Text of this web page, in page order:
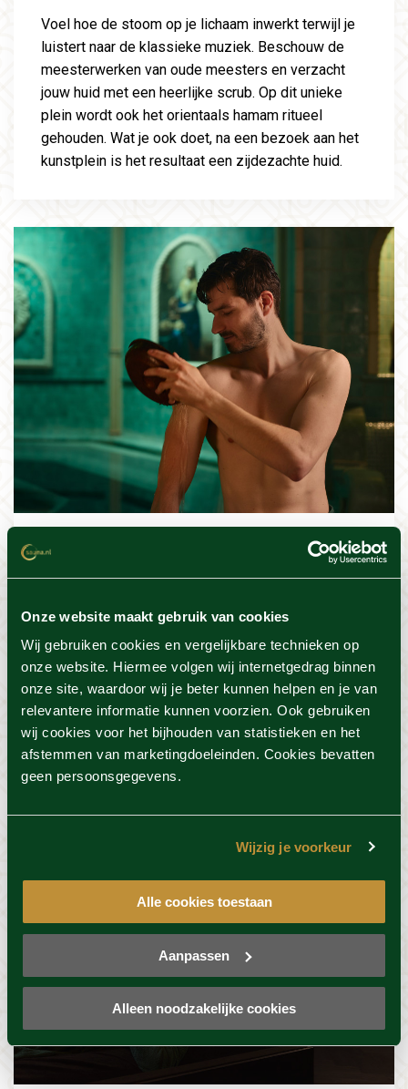
Onze website maakt gebruik van cookies
Wij gebruiken cookies en vergelijkbare technieken op
onze website. Hiermee volgen wij internetgedrag binnen
onze site, waardoor wij je beter kunnen helpen en je van
relevantere informatie kunnen voorzien. Ook gebruiken
wij cookies voor het bijhouden van statistieken en het
afstemmen van marketingdoeleinden. Cookies bevatten
geen persoonsgegevens.
Wijzig je voorkeur
Alle cookies toestaan
Aanpassen
Alleen noodzakelijke cookies
Voel hoe de stoom op je lichaam inwerkt terwijl je
luistert naar de klassieke muziek. Beschouw de
meesterwerken van oude meesters en verzacht
jouw huid met een heerlijke scrub. Op dit unieke
plein wordt ook het orientaals hamam ritueel
gehouden. Wat je ook doet, na een bezoek aan het
kunstplein is het resultaat een zijdezachte huid.
Relax and Renew
heerlijke (beauty) behandelingen of massages.
Geniet van de uitgebreide facial treatments of geef
jouw voeten wat rust tijdens de spa pedicure. Geef
jezelf helemaal over tijdens een ontspannende
behandeling en beleef de meest unieke
massagetechnieken bij Thermen Barendrecht.